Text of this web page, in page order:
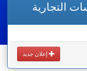
التجارية
إعلان جديد